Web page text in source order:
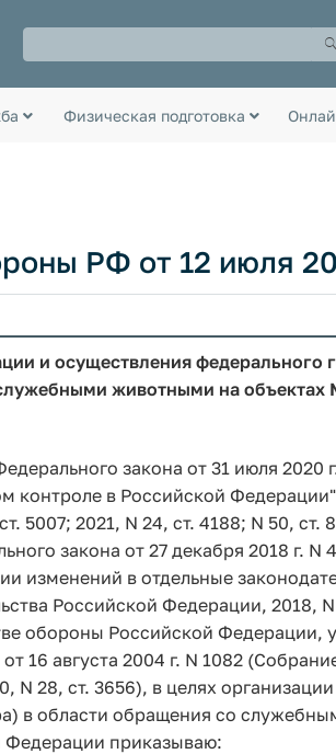
Физическая подготовка
РФ от 12 июля
и осуществления федерального
животными на объектах
закона от 31 июля
контроле в Российской
5007; 2021, N 24, ст. 4188; N 50, ст.
закона от 27 декабря 2018 г.
изменений в отдельные
Российской Федерации, 2018, N
обороны Российской Федерации,
16 августа 2004 г. N 1082
N 28, ст. 3656), в целях
в области обращения со
приказываю: